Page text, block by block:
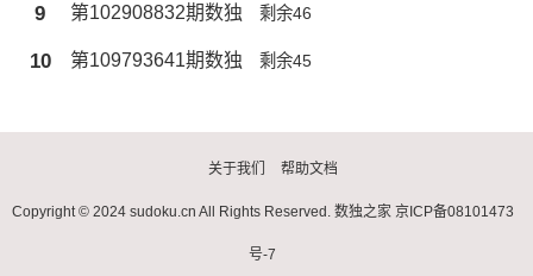
9 第102908832期数独 剩余46
10 第109793641期数独 剩余45
关于我们 帮助文档
Copyright © 2024 sudoku.cn All Rights Reserved. 数独之家 京ICP备08101473
号-7